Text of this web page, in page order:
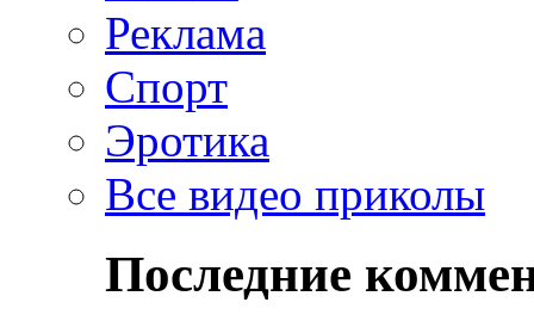
Реклама
Спорт
Эротика
Все видео приколы
Последние